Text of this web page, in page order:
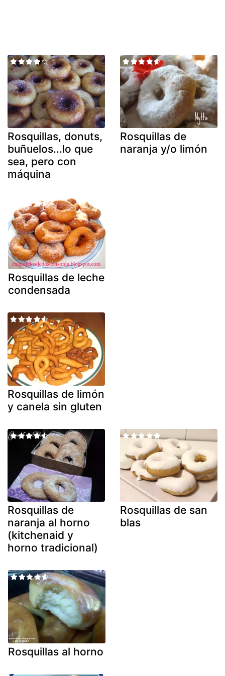
Rosquillas, donuts,
buñuelos...lo que
sea, pero con
máquina
Rosquillas de
naranja y/o limón
Rosquillas de leche
condensada
Rosquillas de limón
y canela sin gluten
Rosquillas de
naranja al horno
(kitchenaid y
horno tradicional)
Rosquillas de san
blas
Rosquillas al horno